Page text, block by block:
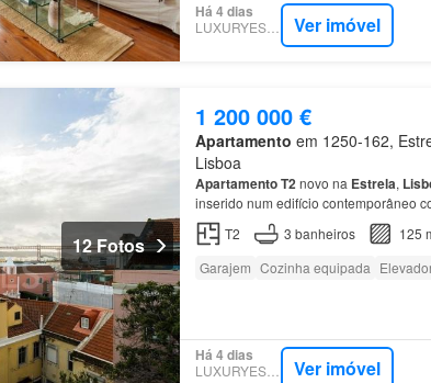
Há 4 dias
LUXURYESTATE Ver imóvel
12 Fotos
1 200 000 €
Apartamento em 1250-162,
Lisboa
ApartamentoT2novo na Estrela,
inserido num edifício contemporâneo
T2
3 banheiros
125
Garajem Cozinha equipada
Há 4 dias
LUXURYESTATE Ver imóvel